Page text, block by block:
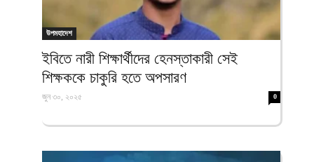
উপমহাদেশ
ইবিতে নারী শিক্ষার্থীদের হেনস্তাকারী সেই
শিক্ষককে চাকুরি হতে অপসারণ
জুন ৩০, ২০২৫ 0